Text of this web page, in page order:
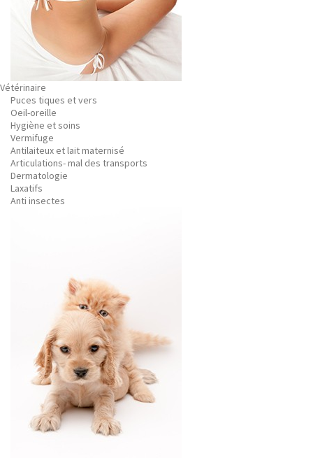
Vétérinaire
Puces tiques et vers
Oeil-oreille
Hygiène et soins
Vermifuge
Antilaiteux et lait maternisé
Articulations- mal des transports
Dermatologie
Laxatifs
Anti insectes